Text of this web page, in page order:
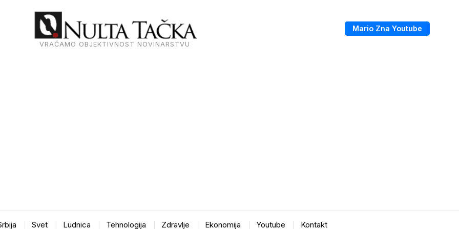
VRAĆAMO OBJEKTIVNOST NOVINARSTVU
Mario Zna Youtube
Svet Ludnica Tehnologija Zdravlje Ekonomija Youtube Kontakt